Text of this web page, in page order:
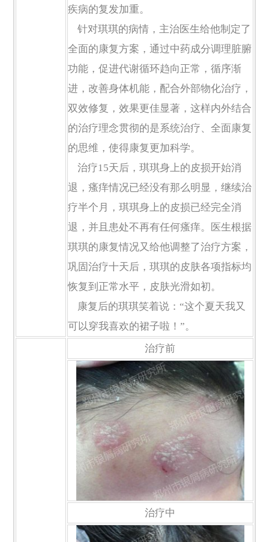
疾病的复发加重。
针对琪琪的病情，主治医生给他制定了
全面的康复方案，通过中药成分调理脏腑
功能，促进代谢循环趋向正常，循序渐
进，改善身体机能，配合外部物化治疗，
双效修复，效果更佳显著，这样内外结合
的治疗理念贯彻的是系统治疗、全面康复
的思维，使得康复更加科学。
治疗15天后，琪琪身上的皮损开始消
退，瘙痒情况已经没有那么明显，继续治
疗半个月，琪琪身上的皮损已经完全消
退，并且患处不再有任何瘙痒。医生根据
琪琪的康复情况又给他调整了治疗方案，
巩固治疗十天后，琪琪的皮肤各项指标均
恢复到正常水平，皮肤光滑如初。
康复后的琪琪笑着说：“这个夏天我又
可以穿我喜欢的裙子啦！”。
治疗前
治疗中